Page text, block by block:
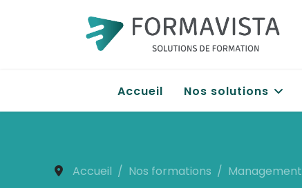
Accueil Nos solutions
Accueil Nos formations Management